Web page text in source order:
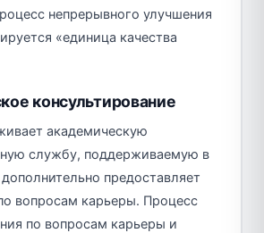
непрерывного улучшения
«единица качества
консультирование
академическую
службу, поддерживаемую в
предоставляет
вопросам карьеры. Процесс
по вопросам карьеры и